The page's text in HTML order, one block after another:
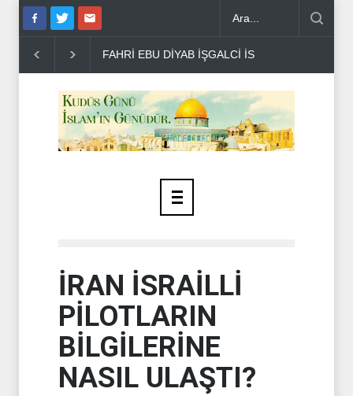
FAHRİ EBU DİYAB İŞGALCİ İSRAİL'İN KUDÜS PLANINI DE�..
İRAN İSRAİLLİ
PİLOTLARIN
BİLGİLERİNE
NASIL ULAŞTI?